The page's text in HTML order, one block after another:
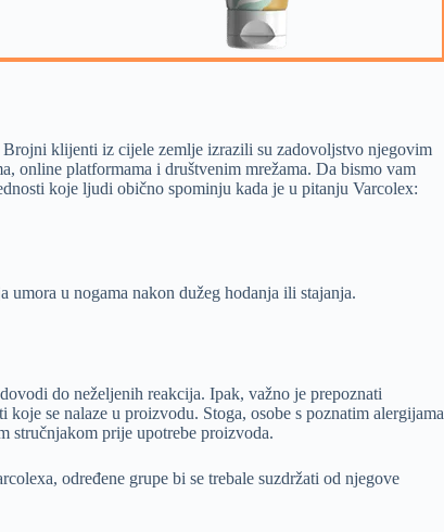
klijenti iz cijele zemlje izrazili su zadovoljstvo njegovim
online platformama i društvenim mrežama. Da bismo vam
koje ljudi obično spominju kada je u pitanju Varcolex:
u nogama nakon dužeg hodanja ili stajanja.
do neželjenih reakcija. Ipak, važno je prepoznati
se nalaze u proizvodu. Stoga, osobe s poznatim alergijama
stručnjakom prije upotrebe proizvoda.
određene grupe bi se trebale suzdržati od njegove